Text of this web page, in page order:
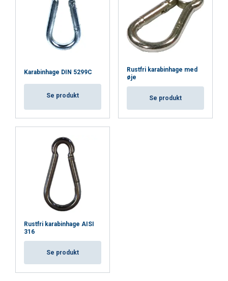
Karabinhage DIN 5299C
Se produkt
Rustfri karabinhage med
øje
Se produkt
Rustfri karabinhage AISI
316
Se produkt
Privatlivspolitik
Absolut
nødvendige
Ydeevne Målretning
Funktionalitet Uklassificerede
VIS DETALJER